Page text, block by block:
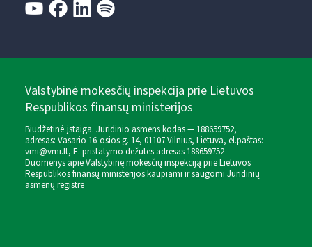
Valstybinė mokesčių inspekcija prie Lietuvos
Respublikos finansų ministerijos
Biudžetinė įstaiga. Juridinio asmens kodas — 188659752,
adresas: Vasario 16-osios g. 14, 01107 Vilnius, Lietuva, el.paštas:
vmi@vmi.lt, E. pristatymo dėžutės adresas 188659752
Duomenys apie Valstybinę mokesčių inspekciją prie Lietuvos
Respublikos finansų ministerijos kaupiami ir saugomi Juridinių
asmenų registre